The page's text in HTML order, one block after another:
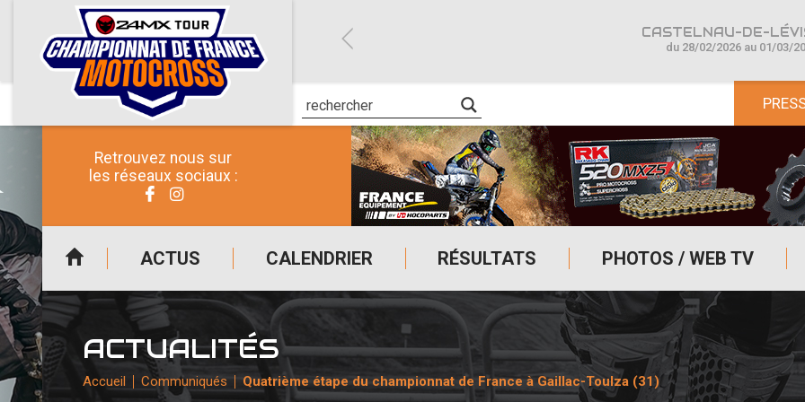
Retrouvez nous sur
les réseaux sociaux :
ACTUS CALENDRIER RÉSULTATS PHOTOS / WEB TV
CASTELNAU-DE-
du 28/02/2026 au 01/03/
ACTUALITÉS
Accueil Communiqués Quatrième étape du championnat de France à Gaillac-Toulza (31)